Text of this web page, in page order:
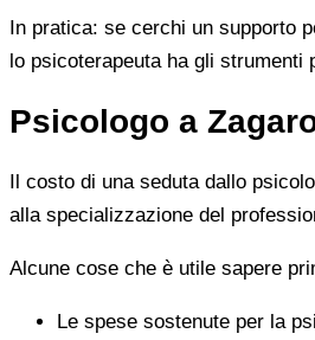
In pratica: se cerchi un supporto
lo psicoterapeuta ha gli strumenti
Psicologo a
Il costo di una seduta dallo
alla specializzazione del
Alcune cose che è utile sapere
Le spese sostenute per la